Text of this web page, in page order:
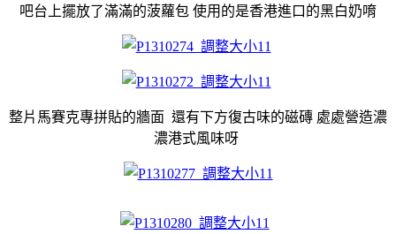
吧台上擺放了滿滿的菠蘿包 使用的是香港進口的黑白奶唷
整片馬賽克專拼貼的牆面 還有下方復古味的磁磚 處處營造濃
濃港式風味呀